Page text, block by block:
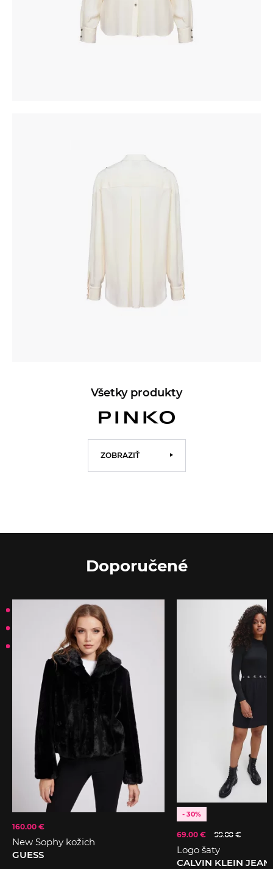
Všetky produkty
ZOBRAZIŤ
Doporučené
160.00 €
New Sophy kožich
GUESS
- 30%
69.00 € 99.00 €
Logo šaty
CALVIN KLEIN